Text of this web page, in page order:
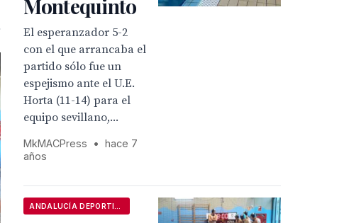
Montequinto
El esperanzador 5-2
con el que arrancaba el
partido sólo fue un
espejismo ante el U.E.
Horta (11-14) para el
equipo sevillano,...
MkMACPress •
hace 7
años